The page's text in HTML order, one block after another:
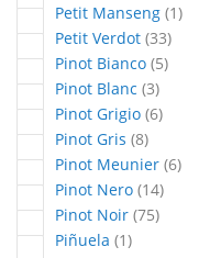
Petit Manseng 1article
Petit Verdot 33articles
Pinot Bianco 5articles
Pinot Blanc 3articles
Pinot Grigio 6articles
Pinot Gris 8articles
Pinot Meunier 6articles
Pinot Nero 14articles
Pinot Noir 75articles
Piñuela 1article